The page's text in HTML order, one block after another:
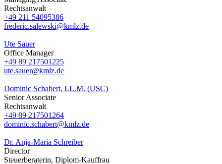
Rechtsanwalt
+49 211 54095386
frederic.salewski@kmlz.de
Ute Sauer
Office Manager
+49 89 217501225
ute.sauer@kmlz.de
Dominic Schabert, LL.M. (USC)
Senior Associate
Rechtsanwalt
+49 89 217501264
dominic.schabert@kmlz.de
Dr. Anja-Maria Schreiber
Director
Steuerberaterin, Diplom-Kauffrau